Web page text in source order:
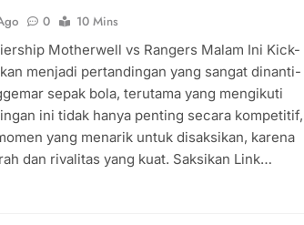
0
10 Mins
Motherwell vs Rangers Malam Ini Kick-
menjadi pertandingan yang sangat dinanti-
sepak bola, terutama yang mengikuti
ini tidak hanya penting secara kompetitif,
yang menarik untuk disaksikan, karena
dan rivalitas yang kuat. Saksikan Link…